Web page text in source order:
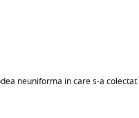
neuniforma in care s-a